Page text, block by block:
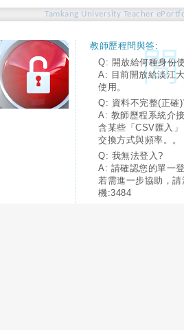
Tamkang University Teacher
教師歷程問與答:
Q: 開放給何種身份
A: 目前開放給淡江
使用。
Q: 資料不完整(正確
A: 教師歷程系統介
含某些「CSV匯入
交換方式與頻率。。
Q: 我無法登入?
A: 請確認您的單一
若需進一步協助，
機:3484